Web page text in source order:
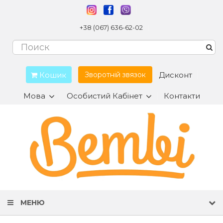
+38 (067) 636-62-02
Кошик Зворотній звязок Дисконт
Мова Особистий Кабінет Контакти
МЕНЮ